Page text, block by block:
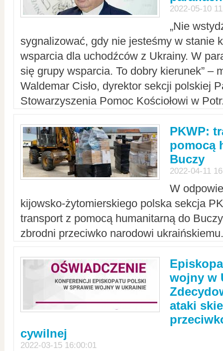
2022-05-10
„Nie
sygnalizować, gdy nie jesteśmy w stanie
wsparcia dla uchodźców z Ukrainy. W
się grupy wsparcia. To dobry kierunek” –
Waldemar Cisło, dyrektor sekcji polskiej
Stowarzyszenia Pomoc Kościołowi w
PKWP:
pomocą
Buczy
2022-04-11
W
kijowsko-żytomierskiego polska sekcja
transport z pomocą humanitarną do
zbrodni przeciwko narodowi
wojny w
ataki
cywilnej
2022-03-15 16:00:01